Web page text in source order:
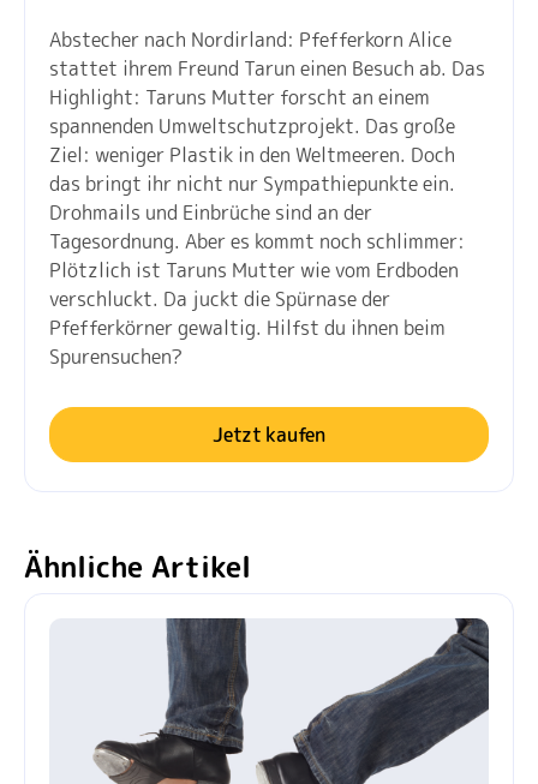
Abstecher nach Nordirland: Pfefferkorn Alice
stattet ihrem Freund Tarun einen Besuch ab. Das
Highlight: Taruns Mutter forscht an einem
spannenden Umweltschutzprojekt. Das große
Ziel: weniger Plastik in den Weltmeeren. Doch
das bringt ihr nicht nur Sympathiepunkte ein.
Drohmails und Einbrüche sind an der
Tagesordnung. Aber es kommt noch schlimmer:
Plötzlich ist Taruns Mutter wie vom Erdboden
verschluckt. Da juckt die Spürnase der
Pfefferkörner gewaltig. Hilfst du ihnen beim
Spurensuchen?
Jetzt kaufen
Ähnliche Artikel